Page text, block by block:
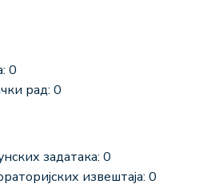
0
рад: 0
задатака: 0
извештаја: 0